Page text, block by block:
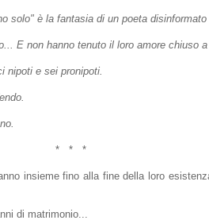
solo" è la fantasia di un poeta disinformato
E non hanno tenuto il loro amore chiuso
nipoti e sei pronipoti.
* * *
insieme fino alla fine della loro
di matrimonio...